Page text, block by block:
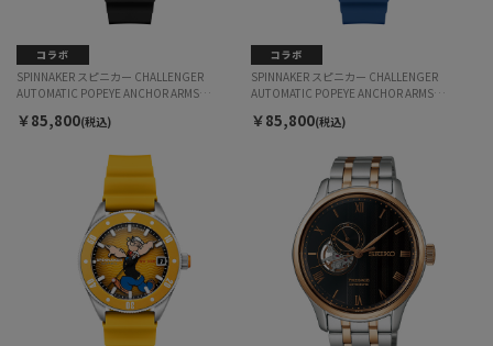
SPINNAKER スピニカー CHALLENGER
AUTOMATIC POPEYE ANCHOR ARMS
ィック ポパイ アンカー アームズ リミテッド
￥85,800(税込)
SPINNAKER スピニカー CHALLENGER
AUTOMATIC POPEYE ANCHOR ARMS
ィック ポパイ アンカー アームズ リミテッド
￥85,800(税込)